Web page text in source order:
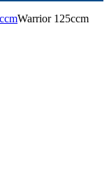
Warrior 125ccm